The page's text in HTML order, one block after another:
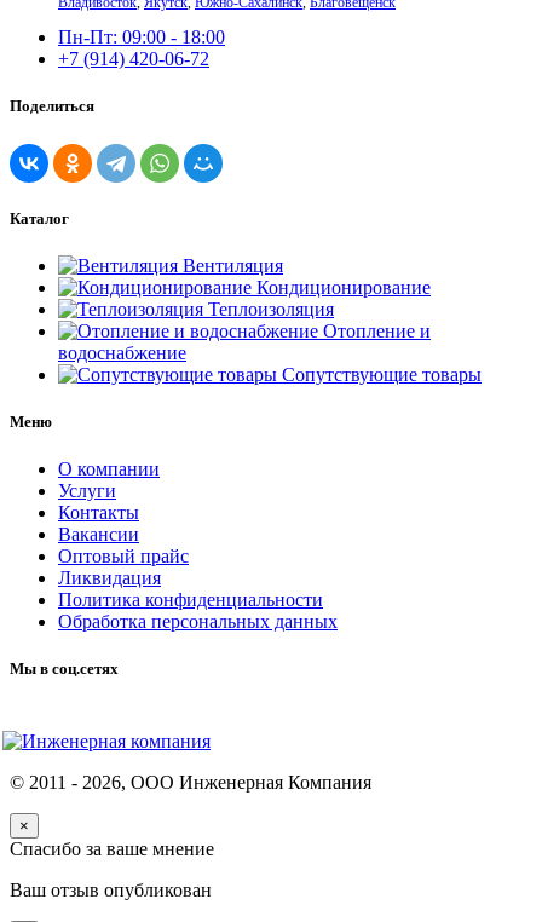
Пн-Пт: 09:00 - 18:00
+7 (914) 420-06-72
Поделиться
Каталог
Вентиляция
Кондиционирование
Теплоизоляция
Отопление и
водоснабжение
Сопутствующие товары
Меню
О компании
Услуги
Контакты
Вакансии
Оптовый прайс
Ликвидация
Политика конфиденциальности
Обработка персональных данных
Мы в соц.сетях
© 2011 - 2026, ООО Инженерная Компания
×
Спасибо за ваше мнение
Ваш отзыв опубликован